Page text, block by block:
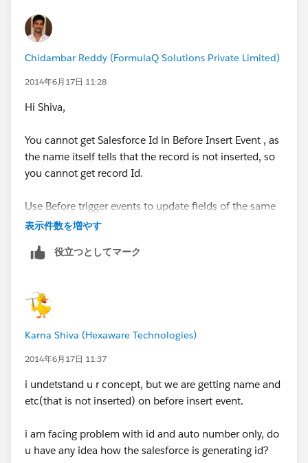
Chidambar Reddy (FormulaQ Solutions Private Limited)
2014年6月17日 11:28
Hi Shiva,
You cannot get Salesforce Id in Before Insert Event , as
the name itself tells that the record is not inserted, so
you cannot get record Id.
Use Before trigger events to update fields of the same
record or for checking duplicates.
Incase of other tasks, use After trigger events
https://www.salesforce.com/us/developer/docs/apex
code/Content/apex_triggers_order_of_execution.htm
表示件数を増やす
役立つとしてマーク
Karna Shiva (Hexaware Technologies)
2014年6月17日 11:37
i undetstand u r concept, but we are getting name and
etc(that is not inserted) on before insert event.
i am facing problem with id and auto number only, do
u have any idea how the salesforce is generating id?